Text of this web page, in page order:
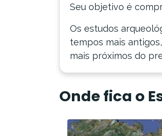
Seu objetivo é
Os estudos
tempos mais
mais próximos do
Onde fica o